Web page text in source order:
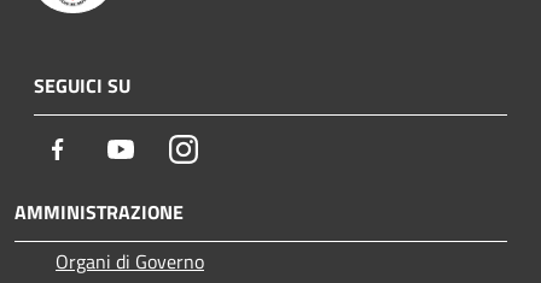
SEGUICI SU
Facebook YoutubeInstagram
AMMINISTRAZIONE
Organi di Governo